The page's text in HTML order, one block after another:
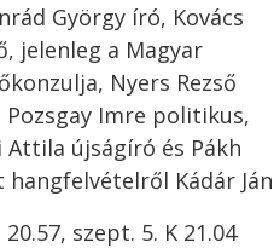
György író, Kovács
jelenleg a Magyar
Nyers Rezső
Imre politikus,
újságíró és Pákh
Kádár
szept. 5. K 21.04